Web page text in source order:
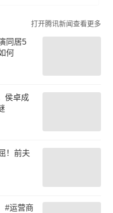
打开腾讯新闻查看更多
同居5
何
侯卓成
！前夫
#运营商